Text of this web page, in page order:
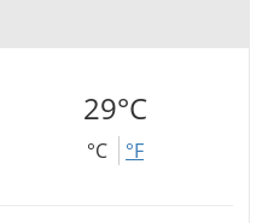
29°C
°C °F